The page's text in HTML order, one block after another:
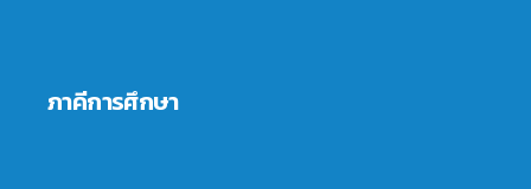
ภาคีการศึกษา